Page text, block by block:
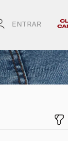
ENTRAR